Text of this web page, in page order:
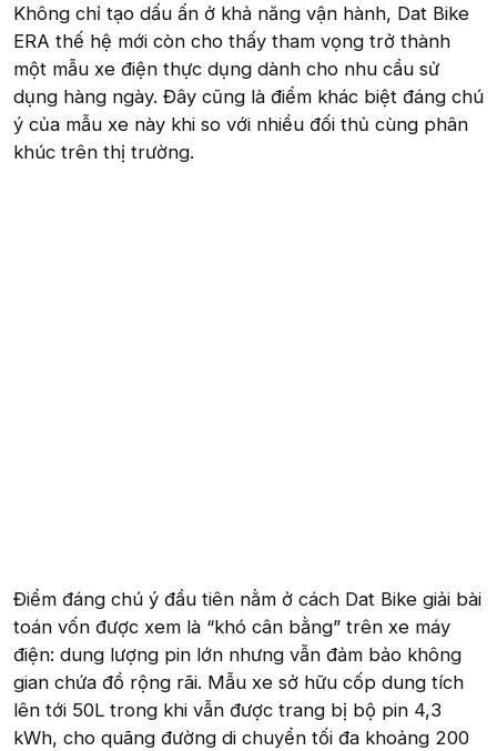
Không chỉ tạo dấu ấn ở khả năng vận hành, Dat Bike
ERA thế hệ mới còn cho thấy tham vọng trở thành
một mẫu xe điện thực dụng dành cho nhu cầu sử
dụng hàng ngày. Đây cũng là điểm khác biệt đáng chú
ý của mẫu xe này khi so với nhiều đối thủ cùng phân
khúc trên thị trường.
Điểm đáng chú ý đầu tiên nằm ở cách Dat Bike giải bài
toán vốn được xem là “khó cân bằng” trên xe máy
điện: dung lượng pin lớn nhưng vẫn đảm bảo không
gian chứa đồ rộng rãi. Mẫu xe sở hữu cốp dung tích
lên tới 50L trong khi vẫn được trang bị bộ pin 4,3
kWh, cho quãng đường di chuyển tối đa khoảng 200